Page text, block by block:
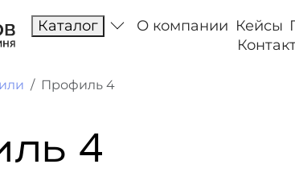
Каталог О компании Кейсы
Профиль 4
4